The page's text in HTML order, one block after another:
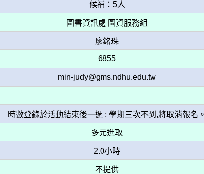
候補：5人
圖書資訊處 圖資服務組
廖銘珠
6855
min-judy@gms.ndhu.edu.tw
時數登錄於活動結束後一週 ; 學期三次不到,將取消報名。
多元進取
2.0小時
不提供